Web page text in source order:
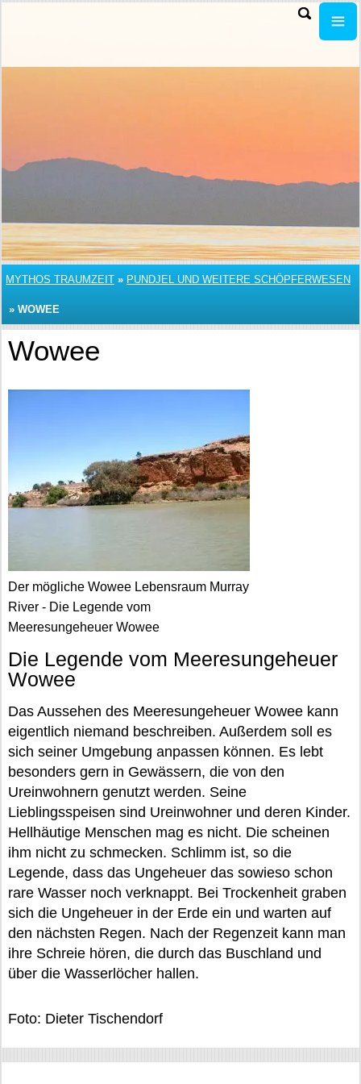
MYTHOS TRAUMZEIT » PUNDJEL UND WEITERE SCHÖPFERWESEN
» WOWEE
Wowee
Der mögliche Wowee Lebensraum Murray
River - Die Legende vom
Meeresungeheuer Wowee
Die Legende vom Meeresungeheuer
Wowee
Das Aussehen des Meeresungeheuer Wowee kann
eigentlich niemand beschreiben. Außerdem soll es
sich seiner Umgebung anpassen können. Es lebt
besonders gern in Gewässern, die von den
Ureinwohnern genutzt werden. Seine
Lieblingsspeisen sind Ureinwohner und deren Kinder.
Hellhäutige Menschen mag es nicht. Die scheinen
ihm nicht zu schmecken. Schlimm ist, so die
Legende, dass das Ungeheuer das sowieso schon
rare Wasser noch verknappt. Bei Trockenheit graben
sich die Ungeheuer in der Erde ein und warten auf
den nächsten Regen. Nach der Regenzeit kann man
ihre Schreie hören, die durch das Buschland und
über die Wasserlöcher hallen.
Foto: Dieter Tischendorf